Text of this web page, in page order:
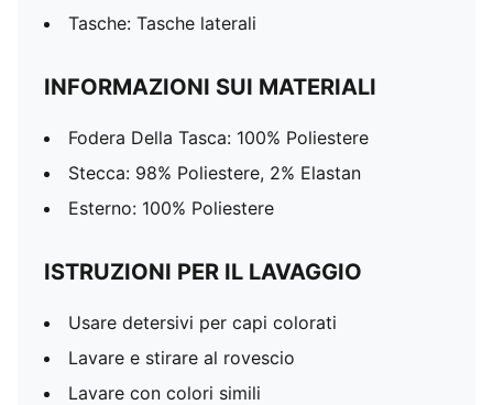
Tasche: Tasche laterali
INFORMAZIONI SUI MATERIALI
Fodera Della Tasca: 100% Poliestere
Stecca: 98% Poliestere, 2% Elastan
Esterno: 100% Poliestere
ISTRUZIONI PER IL LAVAGGIO
Usare detersivi per capi colorati
Lavare e stirare al rovescio
Lavare con colori simili